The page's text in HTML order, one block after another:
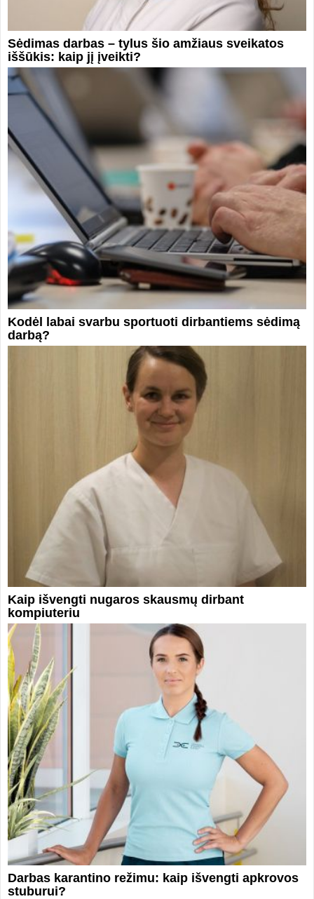
Sėdimas darbas – tylus šio amžiaus sveikatos
iššūkis: kaip jį įveikti?
Kodėl labai svarbu sportuoti dirbantiems sėdimą
darbą?
Kaip išvengti nugaros skausmų dirbant
kompiuteriu
Darbas karantino režimu: kaip išvengti apkrovos
stuburui?